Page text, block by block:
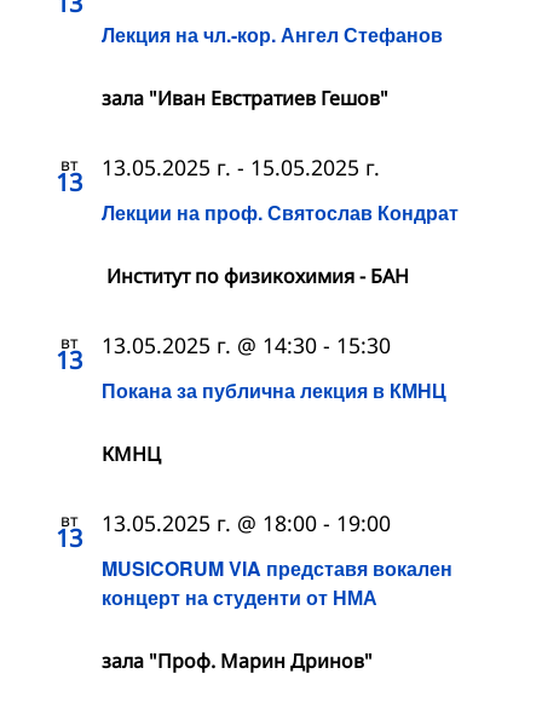
Лекция на чл.-кор. Ангел Стефанов
зала "Иван Евстратиев Гешов"
вт
13
Лекции на проф. Святослав Кондрат
13.05.2025 г. - 15.05.2025 г.
Институт по физикохимия - БАН
вт
13
Покана за публична лекция в КМНЦ
13.05.2025 г. @ 14:30 - 15:30
КМНЦ
вт
13
MUSICORUM VIA представя вокален
концерт на студенти от НМА
13.05.2025 г. @ 18:00 - 19:00
зала "Проф. Марин Дринов"